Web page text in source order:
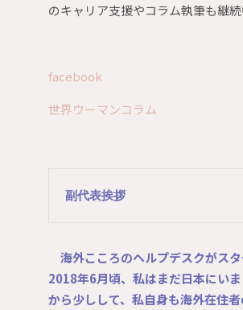
のキャリア支援やコラム執筆も継続
facebook
世界ウーマンコラム
副代表挨拶
海外こころのヘルプデスクがス
2018年6月頃、私はまだ日本にい
から少しして、私自身も海外在住